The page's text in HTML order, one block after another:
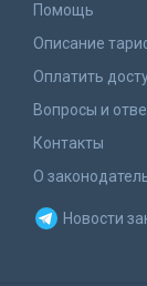
Помощь
Описание
Оплатить
Вопросы и
Контакты
О
Новости